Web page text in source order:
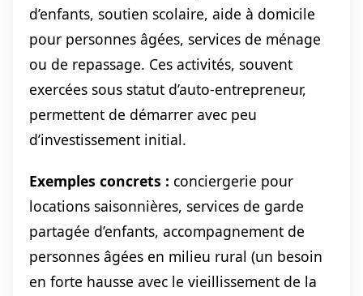
d’enfants, soutien scolaire, aide à domicile
pour personnes âgées, services de ménage
ou de repassage. Ces activités, souvent
exercées sous statut d’auto-entrepreneur,
permettent de démarrer avec peu
d’investissement initial.
Exemples concrets : conciergerie pour
locations saisonnières, services de garde
partagée d’enfants, accompagnement de
personnes âgées en milieu rural (un besoin
en forte hausse avec le vieillissement de la